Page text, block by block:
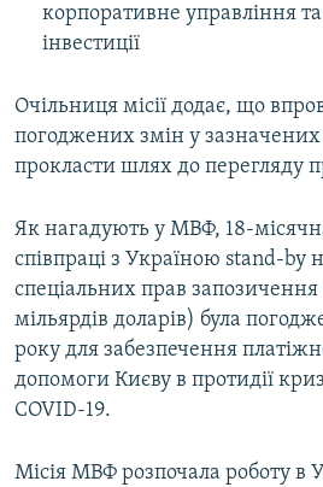
корпоративне управління
інвестиції
Очільниця місії додає, що
погоджених змін у
прокласти шлях до перегляду
Як нагадують у МВФ, 18-
співпраці з Україною stand-by
спеціальних прав
мільярдів доларів) була
року для забезпечення
допомоги Києву в протидії
COVID-19.
Місія МВФ розпочала роботу в